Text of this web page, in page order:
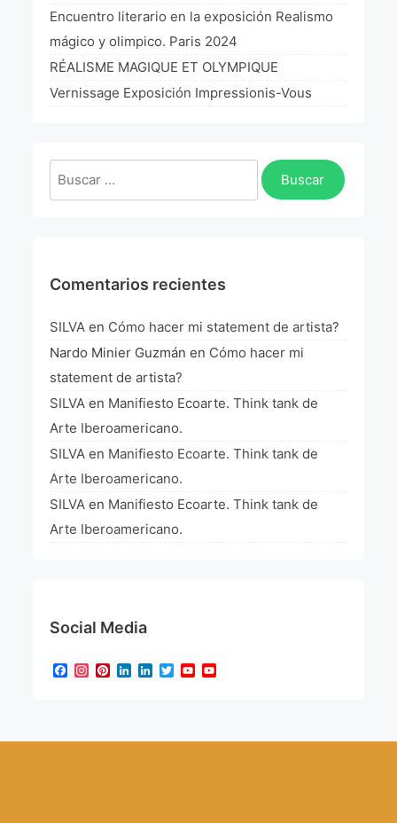
Encuentro literario en la exposición Realismo
mágico y olimpico. Paris 2024
RÉALISME MAGIQUE ET OLYMPIQUE
Vernissage Exposición Impressionis-Vous
Buscar:
Comentarios recientes
SILVA en Cómo hacer mi statement de artista?
Nardo Minier Guzmán en Cómo hacer mi
statement de artista?
SILVA en Manifiesto Ecoarte. Think tank de
Arte Iberoamericano.
SILVA en Manifiesto Ecoarte. Think tank de
Arte Iberoamericano.
SILVA en Manifiesto Ecoarte. Think tank de
Arte Iberoamericano.
Social Media
Facebook
Instagram
Pinterest
LinkedIn
LinkedIn
TwitterYouTube